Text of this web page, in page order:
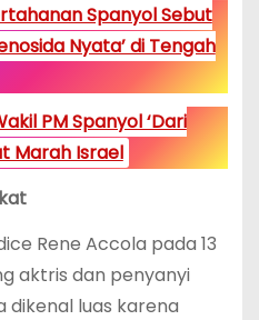
Spanyol Sebut
Nyata’ di Tengah
PM Spanyol ‘Dari
Marah Israel
Rene Accola pada 13
aktris dan penyanyi
dikenal luas karena